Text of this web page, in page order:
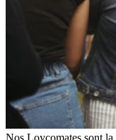
Nos Loycomates sont